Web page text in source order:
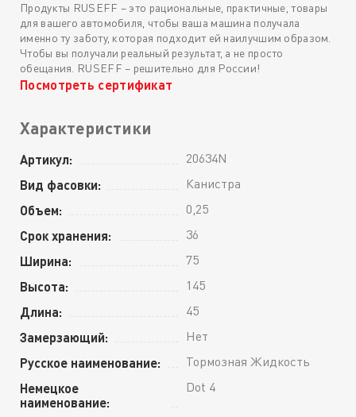
Продукты RUSEFF – это рациональные, практичные, товары
для вашего автомобиля, чтобы ваша машина получала
именно ту заботу, которая подходит ей наилучшим образом.
Чтобы вы получали реальный результат, а не просто
обещания. RUSEFF – решительно для России!
Посмотреть сертификат
Характеристики
Артикул: 20634N
Вид фасовки: Канистра
Объем: 0,25
Срок хранения: 36
Ширина: 75
Высота: 145
Длина: 45
Замерзающий: Нет
Русское наименование: Тормозная Жидкость
Немецкое
наименование:
Dot 4